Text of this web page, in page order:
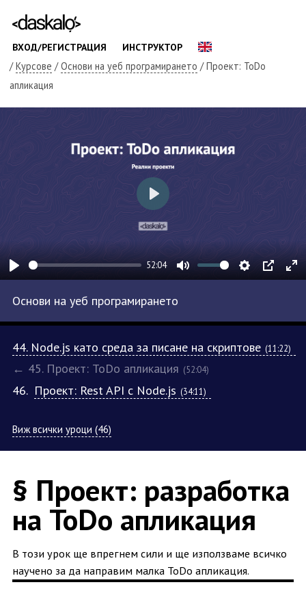
ВХОД/РЕГИСТРАЦИЯ ИНСТРУКТОР
/Курсове /Основи на уеб програмирането / Проект: ToDo
апликация
Play
52:04
Mute Settings
PIP
Play
Основи на уеб програмирането
44. Node.js като среда за писане на скриптове (11:22)
← 45. Проект: ToDo апликация (52:04)
46. Проект: Rest API с Node.js (34:11)
Виж всички уроци (46)
§ Проект: разработка
на ToDo апликация
В този урок ще впрегнем сили и ще използваме всичко
научено за да направим малка ToDo апликация.